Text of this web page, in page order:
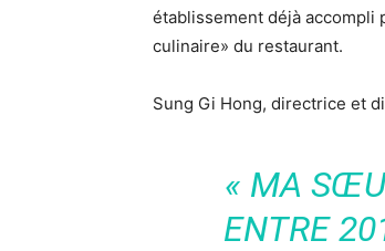
établissement déjà accompli
culinaire» du restaurant.
Sung Gi Hong, directrice et
« MA
ENTRE